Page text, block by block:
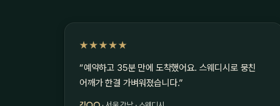
★★★★★
“예약하고 35분 만에 도착했어요. 스웨디시로 뭉친
어깨가 한결 가벼워졌습니다.”